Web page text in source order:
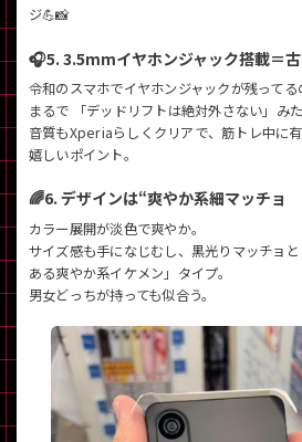
ジ💪📸
🎧5. 3.5mmイヤホンジャック搭載＝
令和のスマホでイヤホンジャックが残ってる
まるで 「デッドリフトは絶対外さない」み
音質もXperiaらしくクリアで、筋トレ中に
嬉しいポイント。
🌈6. デザインは“爽やか系細マッチョ
カラー展開が淡色で爽やか。
サイズ感も手になじむし、黒光りマッチョ
ある爽やか系イケメン」タイプ。
男女どっちが持っても似合う。